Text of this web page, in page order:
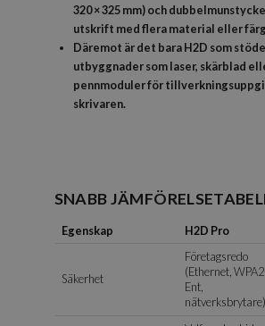
320 × 325 mm) och
utskrift med flera material eller
Däremot är det bara H2D som
utbyggnader som laser, skärblad
pennmoduler för
skrivaren.
SNABB
Egenskap H2D Pro
Säkerhet
Företagsredo
(Ethernet,
Ent,
nätverksbrytare)